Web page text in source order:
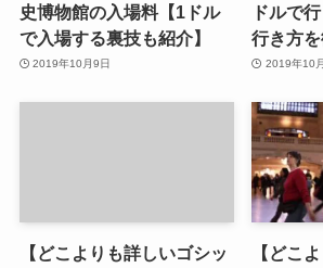
史博物館の入場料【1ドル
で入場する裏技も紹介】
2019年10月9日
ドルで
行き方
2019年10
【どこよりも詳しいゴシッ
【どこ